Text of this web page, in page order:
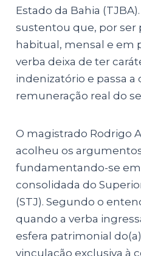
Estado da Bahia
sustentou que, por ser
habitual, mensal e em
verba deixa de ter
indenizatório e passa a
remuneração real do
O magistrado Rodrigo
acolheu os argumentos
fundamentando-se
consolidada do
(STJ). Segundo o
quando a verba
esfera patrimonial
vinculação exclusiva à